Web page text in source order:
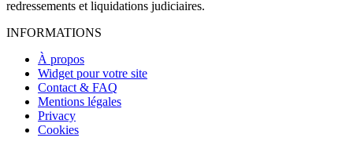
redressements et liquidations judiciaires.
INFORMATIONS
À propos
Widget pour votre site
Contact & FAQ
Mentions légales
Privacy
Cookies